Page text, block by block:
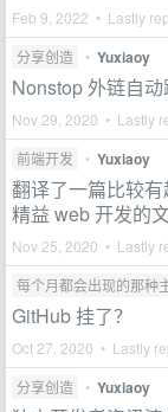
Feb 9, 2022 • Lastly
分享创造 • Yuxiaoy
Nonstop 外链自
Nov 29, 2020 • Lastly
前端开发 • Yuxiaoy
翻译了一篇比较
精益 web 开发的
Nov 25, 2020 • Lastly
每个月都会出现的那种
GitHub 挂了？
Oct 27, 2020 • Lastly
分享创造 • Yuxiaoy